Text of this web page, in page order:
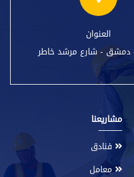
العنوان
دمشق - شارع مرشد خاطر
مشاريعنا
فنادق
معامل